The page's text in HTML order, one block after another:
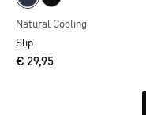
Natural Cooling
Slip
€ 29,95